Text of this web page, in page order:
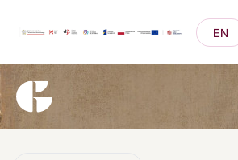
EN